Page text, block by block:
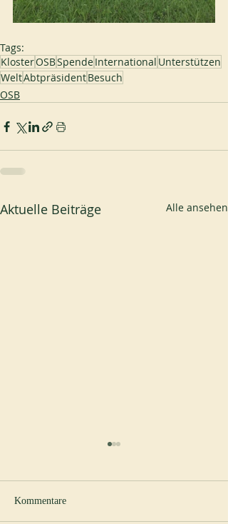
Tags:
KlosterOSBSpendeInternational Unterstützen
WeltAbtpräsidentBesuch
OSB
Aktuelle Beiträge Alle ansehen
Kommentare